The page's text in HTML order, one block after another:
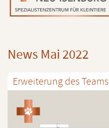
News Mai 2022
Er­wei­te­rung des Teams